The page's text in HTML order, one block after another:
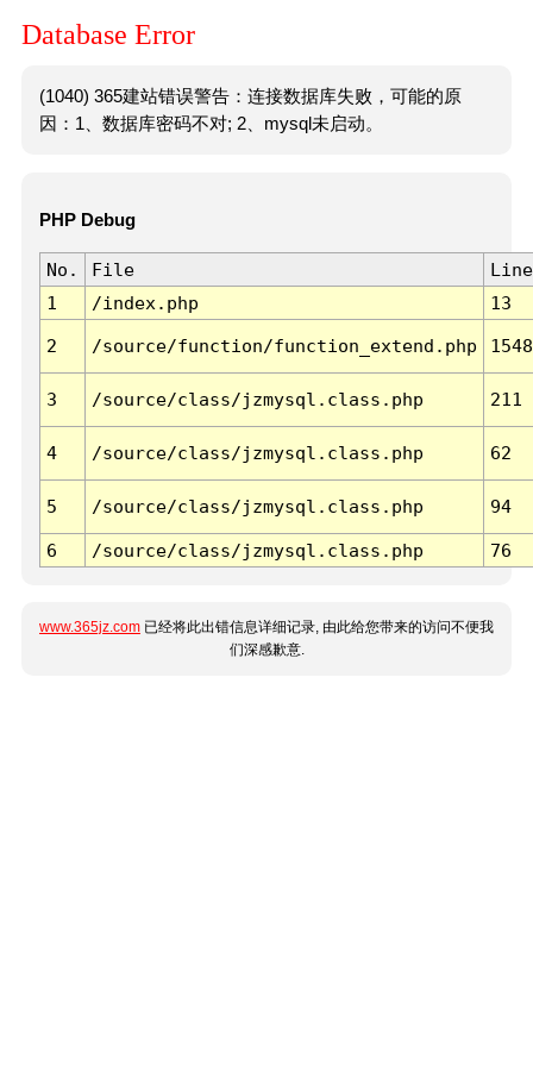
Database Error
(1040) 365建站错误警告：连接数据库失败，可能的原
因：1、数据库密码不对; 2、mysql未启动。
PHP Debug
No. File
Line
1
/index.php 13
2 /source/function/function_extend.php 1548
3 /source/class/jzmysql.class.php 211
4 /source/class/jzmysql.class.php 62
5 /source/class/jzmysql.class.php 94
6 /source/class/jzmysql.class.php 76
www.365jz.com 已经将此出错信息详细记录, 由此给您带来的访问不便我
们深感歉意.